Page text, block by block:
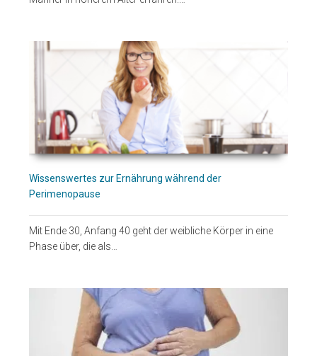
Wissenswertes zur Ernährung während der
Perimenopause
Mit Ende 30, Anfang 40 geht der weibliche Körper in eine
Phase über, die als…